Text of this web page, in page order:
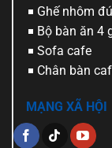
Ghế nhôm
Bộ bàn ăn 4
Sofa cafe
Chân bàn
MẠNG XÃ HỘI